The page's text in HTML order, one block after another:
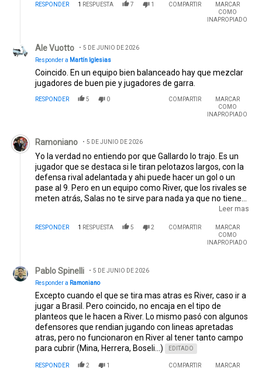
RESPONDER 1 RESPUESTA 7 1 COMPARTIR
MARCAR
COMO
INAPROPIADO
Ale Vuotto
5 DE JUNIO DE 2026
Responder a Martín Iglesias
Coincido. En un equipo bien balanceado hay que mezclar
jugadores de buen pie y jugadores de garra.
RESPONDER 5 0 COMPARTIR
MARCAR
COMO
INAPROPIADO
Comentario de Ramoniano.
Ramoniano 5 DE JUNIO DE 2026
Yo la verdad no entiendo por que Gallardo lo trajo. Es un
jugador que se destaca si le tiran pelotazos largos, con la
defensa rival adelantada y ahi puede hacer un gol o un
pase al 9. Pero en un equipo como River, que los rivales se
meten atrás, Salas no te sirve para nada ya que no tiene
gambeta, no hace triangulaciones y tampoco es goleador.
Leer mas
RESPONDER 1 RESPUESTA 5 2 COMPARTIR
MARCAR
COMO
INAPROPIADO
Pablo Spinelli
5 DE JUNIO DE 2026
Responder a Ramoniano
Excepto cuando el que se tira mas atras es River, caso ir a
jugar a Brasil. Pero coincido, no encaja en el tipo de
planteos que le hacen a River. Lo mismo pasó con algunos
defensores que rendian jugando con lineas apretadas
atras, pero no funcionaron en River al tener tanto campo
para cubrir (Mina, Herrera, Boseli...)
EDITADO
RESPONDER 2 1 COMPARTIR
MARCAR